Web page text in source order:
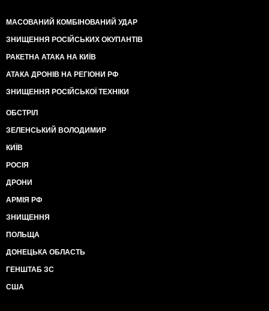
МАСОВАНИЙ КОМБІНОВАНИЙ УДАР
ЗНИЩЕННЯ РОСІЙСЬКИХ ОКУПАНТІВ
РАКЕТНА АТАКА НА КИЇВ
АТАКА ДРОНІВ НА РЕГІОНИ РФ
ЗНИЩЕННЯ РОСІЙСЬКОЇ ТЕХНІКИ
ОБСТРІЛ
ЗЕЛЕНСЬКИЙ ВОЛОДИМИР
КИЇВ
РОСІЯ
ДРОНИ
АРМІЯ РФ
ЗНИЩЕННЯ
ПОЛЬЩА
ДОНЕЦЬКА ОБЛАСТЬ
ГЕНШТАБ ЗС
США